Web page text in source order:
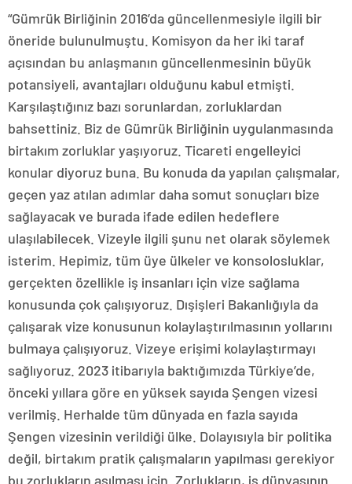
“Gümrük Birliğinin 2016’da güncellenmesiyle ilgili bir
öneride bulunulmuştu. Komisyon da her iki taraf
açısından bu anlaşmanın güncellenmesinin büyük
potansiyeli, avantajları olduğunu kabul etmişti.
Karşılaştığınız bazı sorunlardan, zorluklardan
bahsettiniz. Biz de Gümrük Birliğinin uygulanmasında
birtakım zorluklar yaşıyoruz. Ticareti engelleyici
konular diyoruz buna. Bu konuda da yapılan çalışmalar,
geçen yaz atılan adımlar daha somut sonuçları bize
sağlayacak ve burada ifade edilen hedeflere
ulaşılabilecek. Vizeyle ilgili şunu net olarak söylemek
isterim. Hepimiz, tüm üye ülkeler ve konsolosluklar,
gerçekten özellikle iş insanları için vize sağlama
konusunda çok çalışıyoruz. Dışişleri Bakanlığıyla da
çalışarak vize konusunun kolaylaştırılmasının yollarını
bulmaya çalışıyoruz. Vizeye erişimi kolaylaştırmayı
sağlıyoruz. 2023 itibarıyla baktığımızda Türkiye’de,
önceki yıllara göre en yüksek sayıda Şengen vizesi
verilmiş. Herhalde tüm dünyada en fazla sayıda
Şengen vizesinin verildiği ülke. Dolayısıyla bir politika
değil, birtakım pratik çalışmaların yapılması gerekiyor
bu zorlukların aşılması için. Zorlukların, iş dünyasının